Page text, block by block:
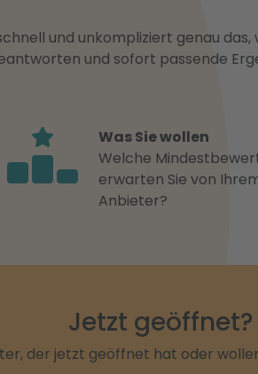
und unkompliziert genau
und sofort passende
Was Sie wollen
Welche
erwarten Sie von
Anbieter?
Jetzt geöffnet?
der jetzt geöffnet hat oder